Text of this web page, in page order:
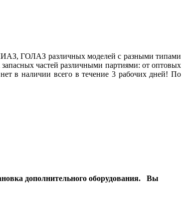
ГОЛАЗ различных моделей с разными типами
частей различными партиями: от оптовых
в наличии всего в течение 3 рабочих дней! По
дополнительного оборудования. Вы